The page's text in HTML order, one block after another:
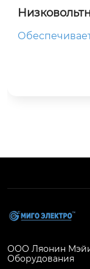
в и систем
ффективную
ООО Ляонин
Оборудования